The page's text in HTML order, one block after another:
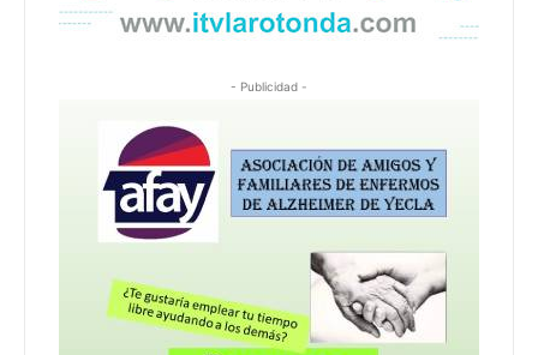
- Publicidad -